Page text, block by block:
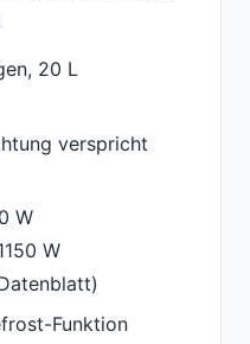
20 L
verspricht
W
W
Funktion